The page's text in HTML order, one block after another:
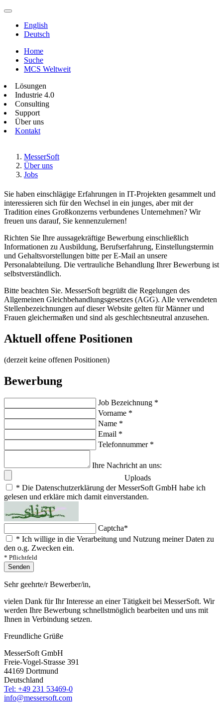
English
Deutsch
Home
Suche
MCS Weltweit
Lösungen
Industrie 4.0
Consulting
Support
Über uns
Kontakt
MesserSoft
Über uns
Jobs
Sie haben einschlägige Erfahrungen in IT-Projekten gesammelt und
interessieren sich für den Wechsel in ein junges, aber mit der
Tradition eines Großkonzerns verbundenes Unternehmen? Wir
freuen uns darauf, Sie kennenzulernen!
Richten Sie Ihre aussagekräftige Bewerbung einschließlich
Informationen zu Ausbildung, Berufserfahrung, Einstellungstermin
und Gehaltsvorstellungen bitte per E-Mail an unsere
Personalabteilung. Die vertrauliche Behandlung Ihrer Bewerbung ist
selbstverständlich.
Bitte beachten Sie. MesserSoft begrüßt die Regelungen des
Allgemeinen Gleichbehandlungsgesetzes (AGG). Alle verwendeten
Stellenbezeichnungen auf dieser Website gelten für Männer und
Frauen gleichermaßen und sind als geschlechtsneutral anzusehen.
Aktuell offene Positionen
(derzeit keine offenen Positionen)
Bewerbung
Job Bezeichnung *
Vorname *
Name *
Email *
Telefonnummer *
Ihre Nachricht an uns:
Uploads
* Die Datenschutzerklärung der MesserSoft GmbH habe ich
gelesen und erkläre mich damit einverstanden.
Captcha*
* Ich willige in die Verarbeitung und Nutzung meiner Daten zu
den o.g. Zwecken ein.
* Pflichtfeld
Senden
Sehr geehrte/r Bewerber/in,
vielen Dank für Ihr Interesse an einer Tätigkeit bei MesserSoft. Wir
werden Ihre Bewerbung schnellstmöglich bearbeiten und uns mit
Ihnen in Verbindung setzen.
Freundliche Grüße
MesserSoft GmbH
Freie-Vogel-Strasse 391
44169 Dortmund
Deutschland
Tel: +49 231 53469-0
info@messersoft.com